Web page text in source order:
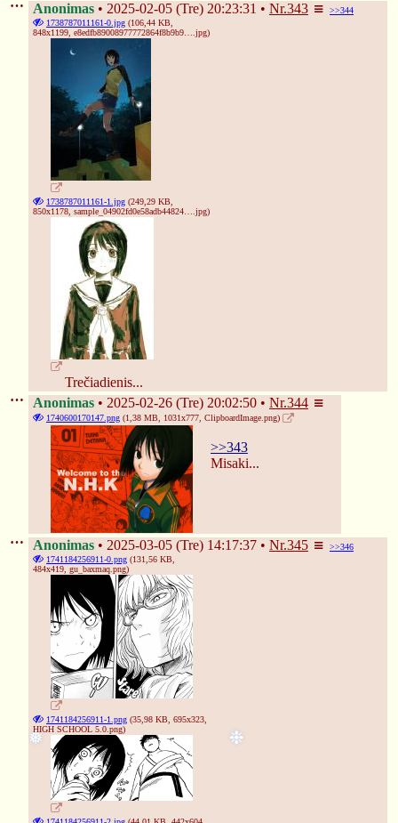
Anonimas 2025-02-05 (Tre) 20:23:31 Nr.343
>>344
1738787011161-0.jpg (106,44 KB,
848x1199, e8edfb89008977772864f8b9b9….jpg)
1738787011161-1.jpg (249,29 KB,
850x1178, sample_04902fd0e58adb44824….jpg)
Trečiadienis...
Anonimas
2025-02-26 (Tre) 20:02:50 Nr.344
1740600170147.png (1,38 MB, 1031x777, ClipboardImage.png)
>>343
Misaki...
Anonimas 2025-03-05 (Tre) 14:17:37 Nr.345
>>346
1741184256911-0.png (131,56 KB,
484x419, gu_baxmaq.png)
1741184256911-1.png (35,98 KB, 695x323,
HIGH SCHOOL 5.0.png)